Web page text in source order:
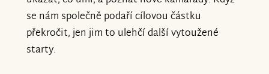
se nám společně podaří cílovou částku
překročit, jen jim to ulehčí další vytoužené
starty.